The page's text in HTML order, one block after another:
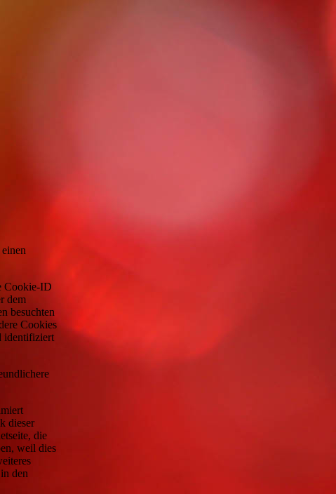
Cookie-ID
dem
besuchten
Cookies
identifiziert
dieser
die
weil dies
den